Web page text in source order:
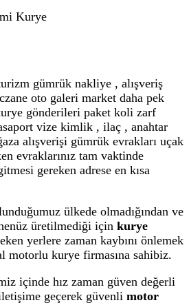
Kurye
gümrük nakliye , alışveriş
oto galeri market daha pek
gönderileri paket koli zarf
vize kimlik , ilaç , anahtar
alışverişi gümrük evrakları uçak
evraklarınız tam vaktinde
gereken adrese en kısa
ülkede olmadığından ve
üretilmediği için kurye
yerlere zaman kaybını önlemek
motorlu kurye firmasına sahibiz.
içinde hız zaman güven değerli
geçerek güvenli motor